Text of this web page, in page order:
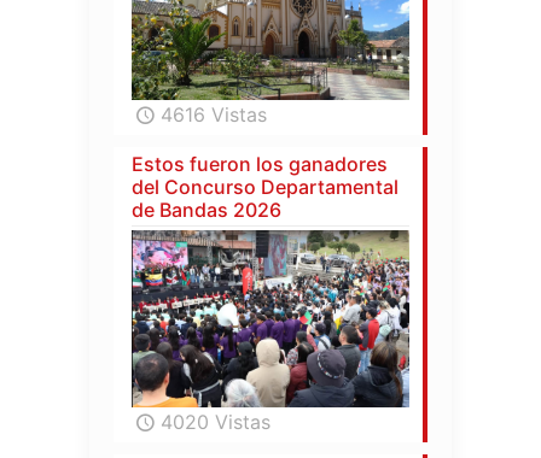
4616 Vistas
Estos fueron los ganadores
del Concurso Departamental
de Bandas 2026
4020 Vistas